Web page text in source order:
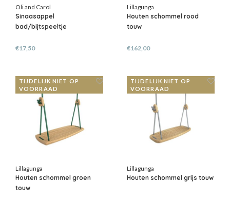
Oli and Carol
Sinaasappel
bad/bijtspeeltje
€17,50
Lillagunga
Houten schommel rood
touw
€162,00
TIJDELIJK NIET OP
VOORRAAD
Lillagunga
Houten schommel groen
touw
TIJDELIJK NIET OP
VOORRAAD
Lillagunga
Houten schommel grijs touw